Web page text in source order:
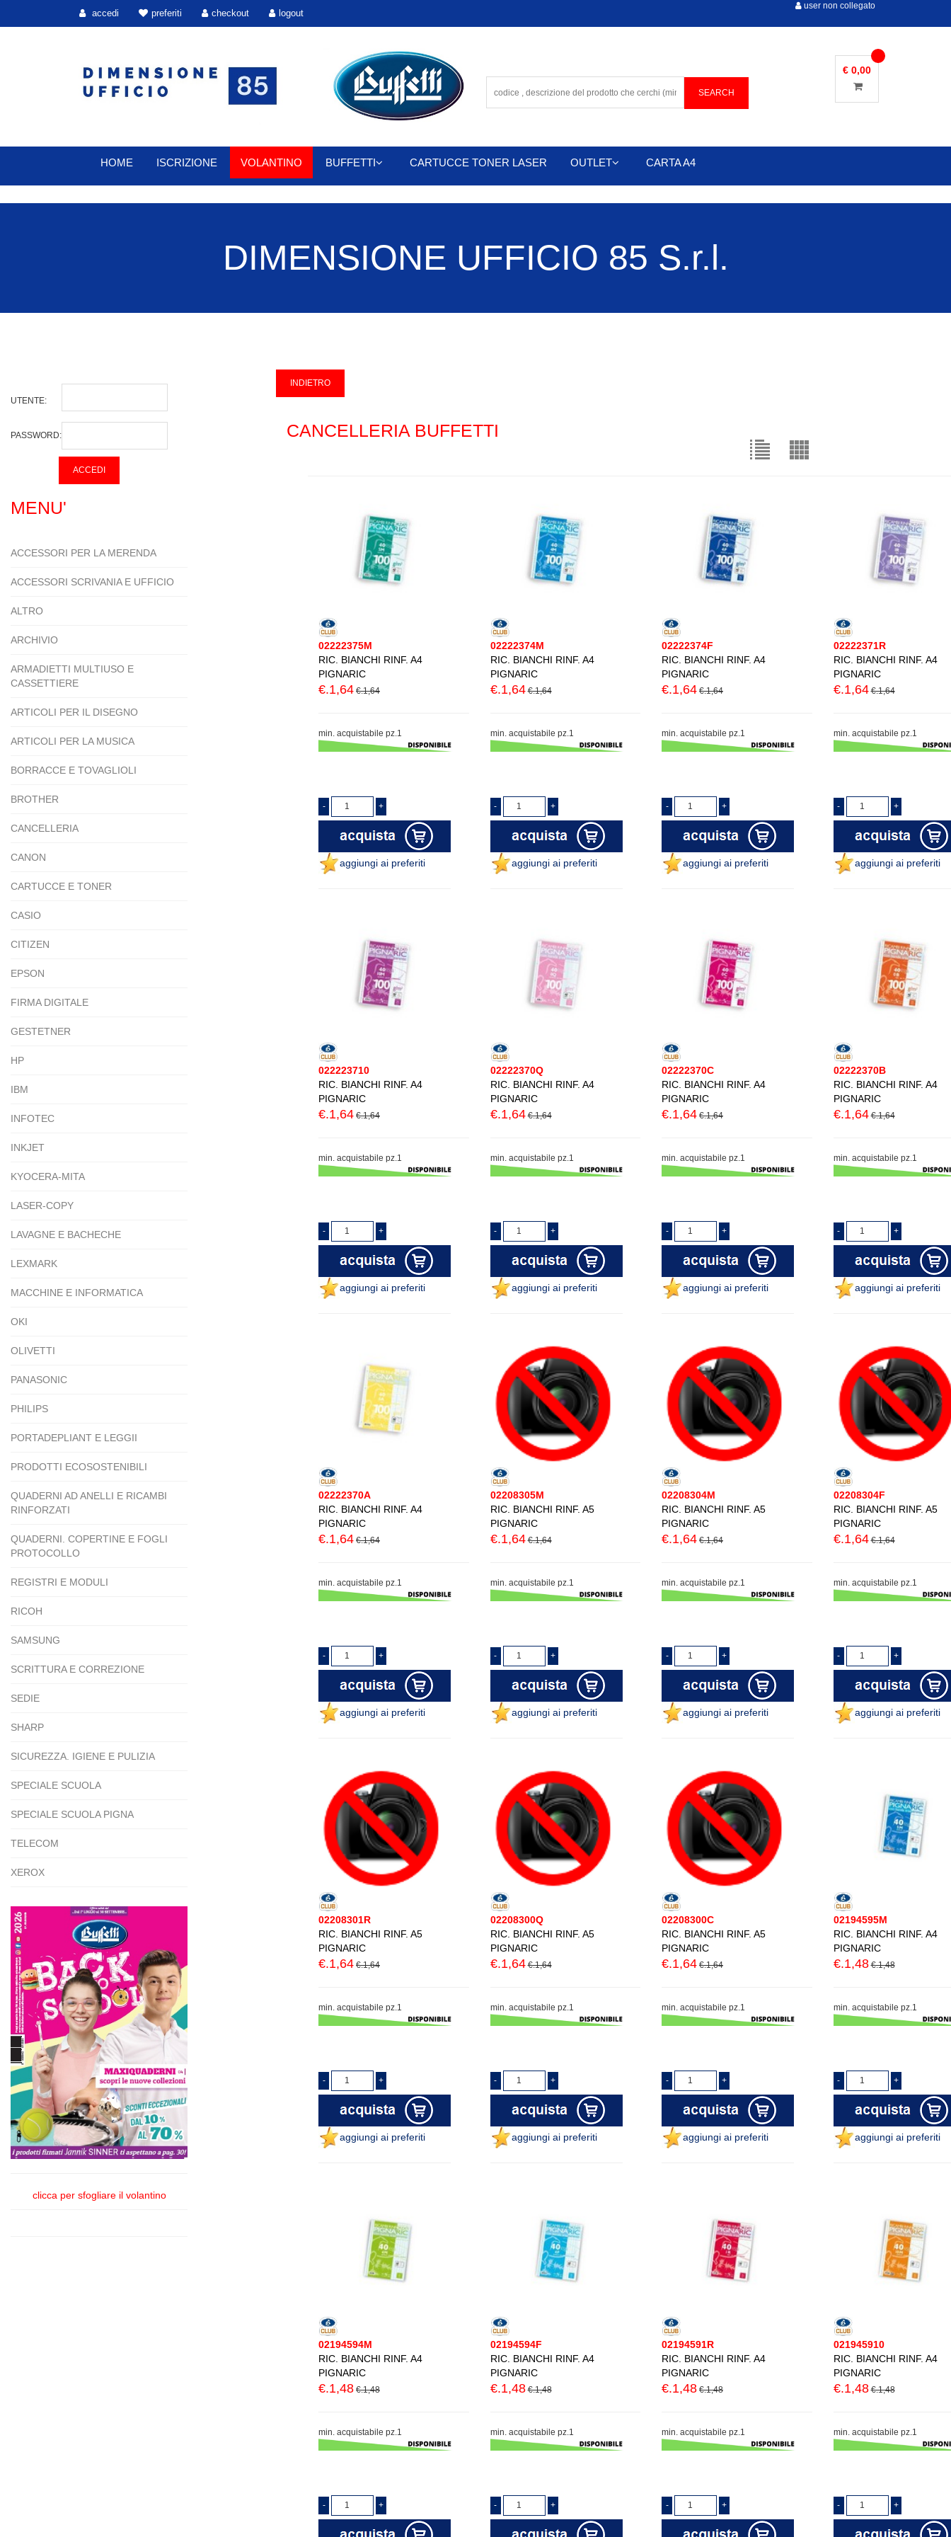
accedi preferiti checkout logout
user non collegato
€ 0,00
HOME ISCRIZIONE VOLANTINO BUFFETTI CARTUCCE TONER LASER OUTLET CARTA A4
DIMENSIONE UFFICIO 85 S.r.l.
UTENTE:
PASSWORD:
MENU'
ACCESSORI PER LA MERENDA
ACCESSORI SCRIVANIA E UFFICIO
ALTRO
ARCHIVIO
ARMADIETTI MULTIUSO E
CASSETTIERE
ARTICOLI PER IL DISEGNO
ARTICOLI PER LA MUSICA
BORRACCE E TOVAGLIOLI
BROTHER
CANCELLERIA
CANON
CARTUCCE E TONER
CASIO
CITIZEN
EPSON
FIRMA DIGITALE
GESTETNER
HP
IBM
INFOTEC
INKJET
KYOCERA-MITA
LASER-COPY
LAVAGNE E BACHECHE
LEXMARK
MACCHINE E INFORMATICA
OKI
OLIVETTI
PANASONIC
PHILIPS
PORTADEPLIANT E LEGGII
PRODOTTI ECOSOSTENIBILI
QUADERNI AD ANELLI E RICAMBI
RINFORZATI
QUADERNI. COPERTINE E FOGLI
PROTOCOLLO
REGISTRI E MODULI
RICOH
SAMSUNG
SCRITTURA E CORREZIONE
SEDIE
SHARP
SICUREZZA. IGIENE E PULIZIA
SPECIALE SCUOLA
SPECIALE SCUOLA PIGNA
TELECOM
XEROX
clicca per sfogliare il volantino
CANCELLERIA BUFFETTI
02222375M
RIC. BIANCHI RINF. A4
PIGNARIC
€.1,64 €.1,64
min. acquistabile pz.1
aggiungi ai preferiti
02222374M
RIC. BIANCHI RINF. A4
PIGNARIC
€.1,64 €.1,64
min. acquistabile pz.1
aggiungi ai preferiti
02222374F
RIC. BIANCHI RINF. A4
PIGNARIC
€.1,64 €.1,64
min. acquistabile pz.1
aggiungi ai preferiti
02222371R
RIC. BIANCHI RINF. A4
PIGNARIC
€.1,64 €.1,64
min. acquistabile pz.1
aggiungi ai preferiti
022223710
RIC. BIANCHI RINF. A4
PIGNARIC
€.1,64 €.1,64
min. acquistabile pz.1
aggiungi ai preferiti
02222370Q
RIC. BIANCHI RINF. A4
PIGNARIC
€.1,64 €.1,64
min. acquistabile pz.1
aggiungi ai preferiti
02222370C
RIC. BIANCHI RINF. A4
PIGNARIC
€.1,64 €.1,64
min. acquistabile pz.1
aggiungi ai preferiti
02222370B
RIC. BIANCHI RINF. A4
PIGNARIC
€.1,64 €.1,64
min. acquistabile pz.1
aggiungi ai preferiti
02222370A
RIC. BIANCHI RINF. A4
PIGNARIC
€.1,64 €.1,64
min. acquistabile pz.1
aggiungi ai preferiti
02208305M
RIC. BIANCHI RINF. A5
PIGNARIC
€.1,64 €.1,64
min. acquistabile pz.1
aggiungi ai preferiti
02208304M
RIC. BIANCHI RINF. A5
PIGNARIC
€.1,64 €.1,64
min. acquistabile pz.1
aggiungi ai preferiti
02208304F
RIC. BIANCHI RINF. A5
PIGNARIC
€.1,64 €.1,64
min. acquistabile pz.1
aggiungi ai preferiti
02208301R
RIC. BIANCHI RINF. A5
PIGNARIC
€.1,64 €.1,64
min. acquistabile pz.1
aggiungi ai preferiti
02208300Q
RIC. BIANCHI RINF. A5
PIGNARIC
€.1,64 €.1,64
min. acquistabile pz.1
aggiungi ai preferiti
02208300C
RIC. BIANCHI RINF. A5
PIGNARIC
€.1,64 €.1,64
min. acquistabile pz.1
aggiungi ai preferiti
02194595M
RIC. BIANCHI RINF. A4
PIGNARIC
€.1,48 €.1,48
min. acquistabile pz.1
aggiungi ai preferiti
02194594M
RIC. BIANCHI RINF. A4
PIGNARIC
€.1,48 €.1,48
min. acquistabile pz.1
02194594F
RIC. BIANCHI RINF. A4
PIGNARIC
€.1,48 €.1,48
min. acquistabile pz.1
02194591R
RIC. BIANCHI RINF. A4
PIGNARIC
€.1,48 €.1,48
min. acquistabile pz.1
021945910
RIC. BIANCHI RINF. A4
PIGNARIC
€.1,48 €.1,48
min. acquistabile pz.1